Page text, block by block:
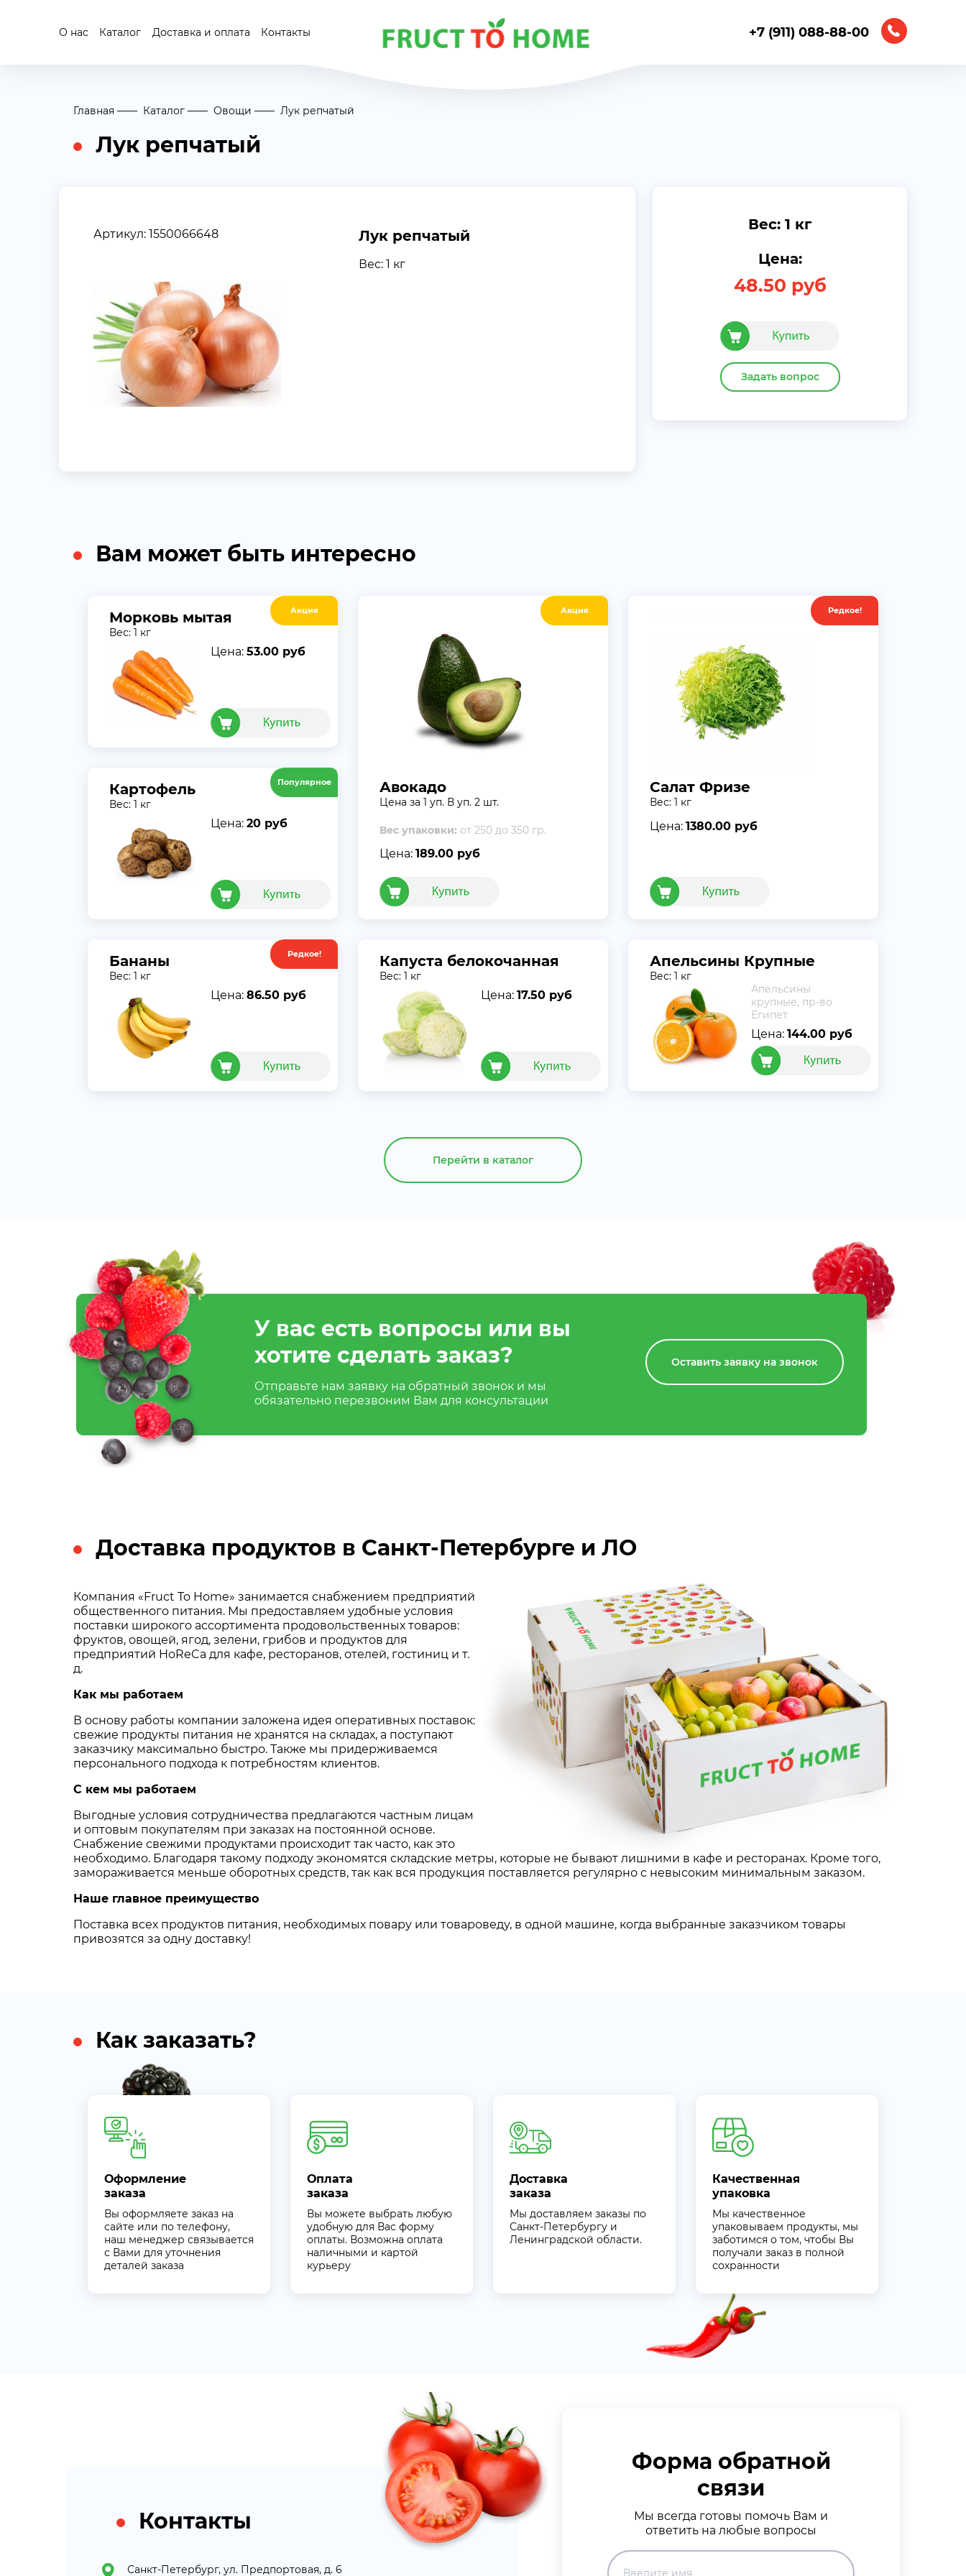
О нас Каталог Доставка и оплата Контакты +7 (911) 088-88-00
Главная Каталог Овощи Лук репчатый
Лук репчатый
Артикул: 1550066648 Лук репчатый
Вес: 1 кг
Вес: 1 кг
Цена:
48.50 руб
Задать вопрос
Вам может быть интересно
Акция
Морковь мытая
Вес: 1 кг
Цена: 53.00 руб
Акция
Авокадо
Цена за 1 уп. В уп. 2 шт.
Вес упаковки: от 250 до 350 гр.
Цена: 189.00 руб
Редкое!
Салат Фризе
Вес: 1 кг
Цена: 1380.00 руб
Популярное
Картофель
Вес: 1 кг
Цена: 20 руб
Акция
Редкое!
Бананы
Вес: 1 кг
Цена: 86.50 руб
Капуста белокочанная
Вес: 1 кг
Цена: 17.50 руб
Апельсины Крупные
Вес: 1 кг
Апельсины
крупные, пр-во
Египет
Цена: 144.00 руб
Перейти в каталог
У вас есть вопросы или вы
хотите сделать заказ?
Отправьте нам заявку на обратный звонок и мы
обязательно перезвоним Вам для консультации
Оставить заявку на звонок
Доставка продуктов в Санкт-Петербурге и ЛО
Компания «Fruct To Home» занимается снабжением предприятий
общественного питания. Мы предоставляем удобные условия
поставки широкого ассортимента продовольственных товаров:
фруктов, овощей, ягод, зелени, грибов и продуктов для
предприятий HoReCa для кафе, ресторанов, отелей, гостиниц и т.
д.
Как мы работаем
В основу работы компании заложена идея оперативных поставок:
свежие продукты питания не хранятся на складах, а поступают
заказчику максимально быстро. Также мы придерживаемся
персонального подхода к потребностям клиентов.
С кем мы работаем
Выгодные условия сотрудничества предлагаются частным лицам
и оптовым покупателям при заказах на постоянной основе.
Снабжение свежими продуктами происходит так часто, как это
необходимо. Благодаря такому подходу экономятся складские метры, которые не бывают лишними в кафе и ресторанах. Кроме того,
замораживается меньше оборотных средств, так как вся продукция поставляется регулярно с невысоким минимальным заказом.
Наше главное преимущество
Поставка всех продуктов питания, необходимых повару или товароведу, в одной машине, когда выбранные заказчиком товары
привозятся за одну доставку!
Как заказать?
Оформление
заказа
Вы оформляете заказ на
сайте или по телефону,
наш менеджер связывается
с Вами для уточнения
деталей заказа
Оплата
заказа
Вы можете выбрать любую
удобную для Вас форму
оплаты. Возможна оплата
наличными и картой
курьеру
Доставка
заказа
Мы доставляем заказы по
Санкт-Петербургу и
Ленинградской области.
Качественная
упаковка
Мы качественное
упаковываем продукты, мы
заботимся о том, чтобы Вы
получали заказ в полной
сохранности
Контакты
Санкт-Петербург, ул. Предпортовая, д. 6
Форма обратной
связи
Мы всегда готовы помочь Вам и
ответить на любые вопросы